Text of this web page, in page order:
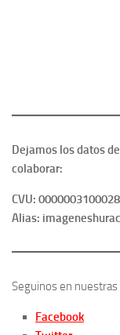
Dejamos los datos
colaborar:
CVU:
Alias:
Seguinos en
Facebook